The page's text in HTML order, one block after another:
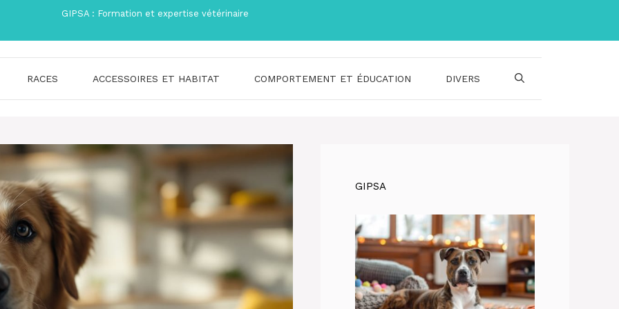
GIPSA : Formation et expertise vétérinaire
RACES ACCESSOIRES ET HABITAT COMPORTEMENT ET ÉDUCATION DIVERS
GIPSA